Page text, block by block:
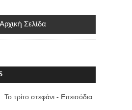
Αρχική Σελίδα
Το τρίτο στεφάνι - Επεισόδια